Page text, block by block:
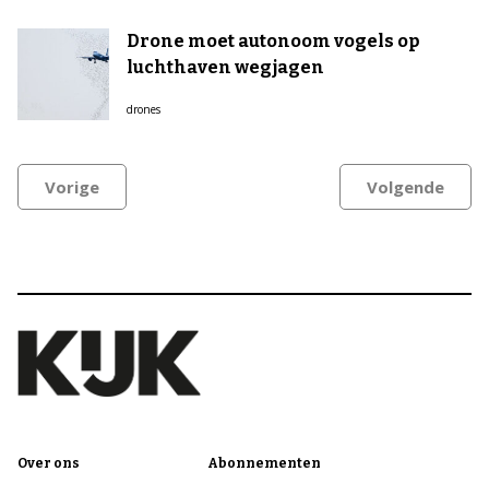
Drone moet autonoom vogels op
luchthaven wegjagen
drones
Vorige Volgende
Over ons Abonnementen